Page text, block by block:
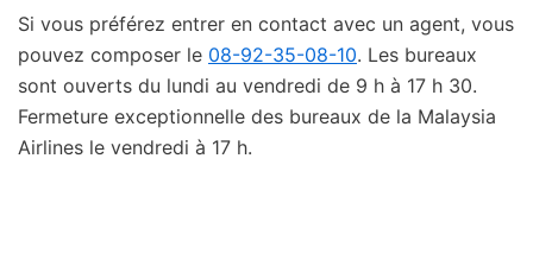
Si vous préférez entrer en contact avec un agent, vous
pouvez composer le 08-92-35-08-10. Les bureaux
sont ouverts du lundi au vendredi de 9 h à 17 h 30.
Fermeture exceptionnelle des bureaux de la Malaysia
Airlines le vendredi à 17 h.